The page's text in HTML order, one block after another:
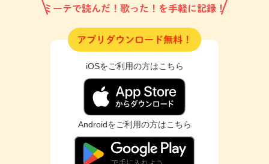
ミーテで読んだ！歌った！を手軽に記録！
アプリダウンロード無料！
iOSをご利用の方はこちら
Androidをご利用の方はこちら